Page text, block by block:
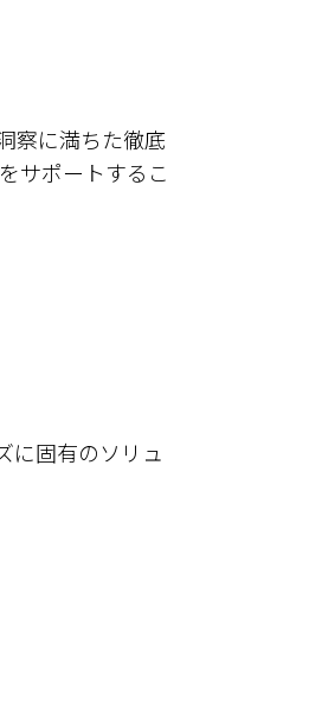
察に満ちた徹底
サポートするこ
に固有のソリュ